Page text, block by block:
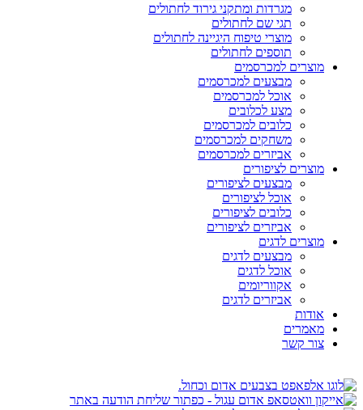
מגרדות ומתקני גירוד לחתולים
תגי שם לחתולים
מוצרי טיפוח היגיינה לחתולים
תוספים לחתולים
מוצרים למכרסמים
מבצעים למכרסמים
אוכל למכרסמים
מצע לכלובים
כלובים למכרסמים
משחקים למכרסמים
אביזרים למכרסמים
מוצרים לציפורים
מבצעים לציפורים
אוכל לציפורים
כלובים לציפורים
אביזרים לציפורים
מוצרים לדגים
מבצעים לדגים
אוכל לדגים
אקווריומים
אביזרים לדגים
אודות
מאמרים
צור קשר